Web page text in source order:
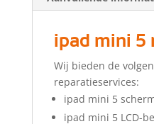
ipad mini 5
Wij bieden de
reparatieservices:
ipad mini 5
ipad mini 5 LCD-